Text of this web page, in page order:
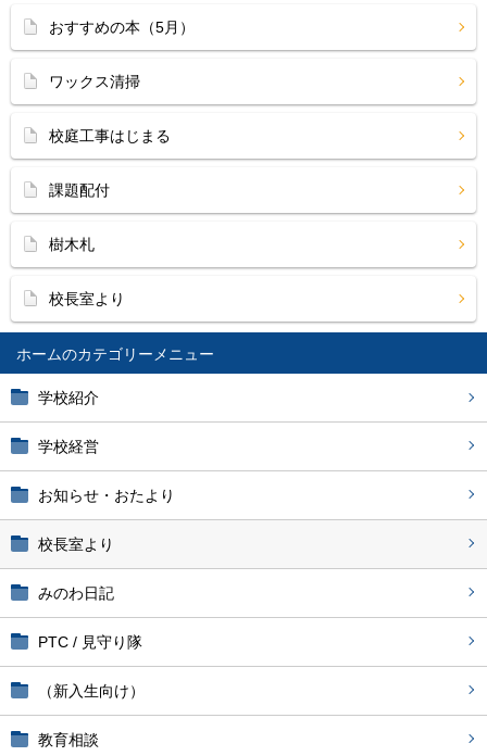
ホーム
学校紹介
学校経営
お知らせ・おたより
校長室より
みのわ日記
PTC / 見守り隊
（新入生向け）
教育相談
おすすめの本（5月）
ワックス清掃
校庭工事はじまる
課題配付
樹木札
校長室より